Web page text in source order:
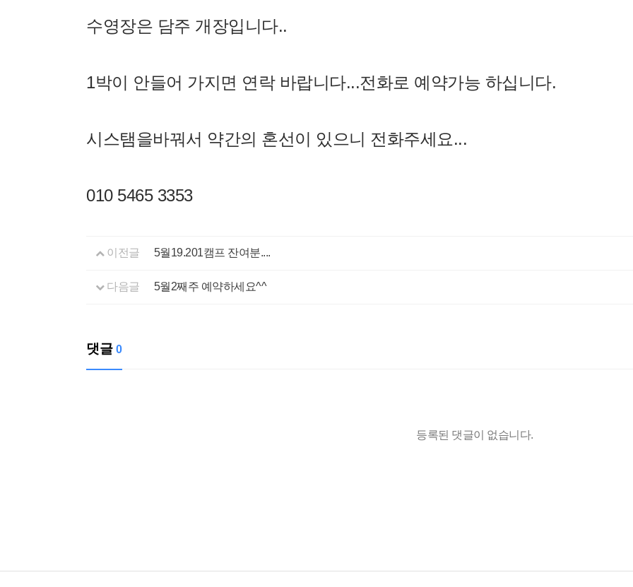
수영장은 담주 개장입니다..
1박이 안들어 가지면 연락 바랍니다...전화로 예약가능 하십니다.
시스탬을바꿔서 약간의 혼선이 있으니 전화주세요...
010 5465 3353
이전글 5월19.201캠프 잔여분....
다음글 5월2째주 예약하세요^^
댓글 0
등록된 댓글이 없습니다.